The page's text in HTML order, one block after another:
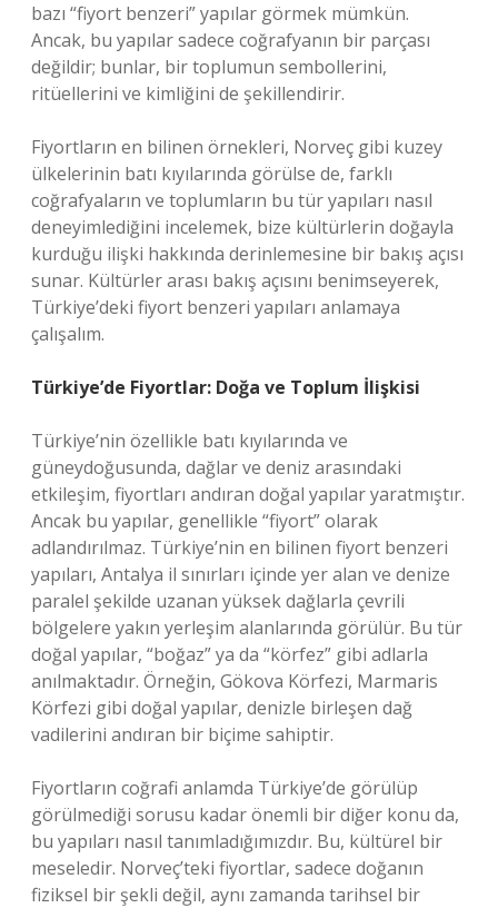
bazı “fiyort benzeri” yapılar görmek mümkün.
Ancak, bu yapılar sadece coğrafyanın bir parçası
değildir; bunlar, bir toplumun sembollerini,
ritüellerini ve kimliğini de şekillendirir.
Fiyortların en bilinen örnekleri, Norveç gibi kuzey
ülkelerinin batı kıyılarında görülse de, farklı
coğrafyaların ve toplumların bu tür yapıları nasıl
deneyimlediğini incelemek, bize kültürlerin doğayla
kurduğu ilişki hakkında derinlemesine bir bakış açısı
sunar. Kültürler arası bakış açısını benimseyerek,
Türkiye’deki fiyort benzeri yapıları anlamaya
çalışalım.
Türkiye’de Fiyortlar: Doğa ve Toplum İlişkisi
Türkiye’nin özellikle batı kıyılarında ve
güneydoğusunda, dağlar ve deniz arasındaki
etkileşim, fiyortları andıran doğal yapılar yaratmıştır.
Ancak bu yapılar, genellikle “fiyort” olarak
adlandırılmaz. Türkiye’nin en bilinen fiyort benzeri
yapıları, Antalya il sınırları içinde yer alan ve denize
paralel şekilde uzanan yüksek dağlarla çevrili
bölgelere yakın yerleşim alanlarında görülür. Bu tür
doğal yapılar, “boğaz” ya da “körfez” gibi adlarla
anılmaktadır. Örneğin, Gökova Körfezi, Marmaris
Körfezi gibi doğal yapılar, denizle birleşen dağ
vadilerini andıran bir biçime sahiptir.
Fiyortların coğrafi anlamda Türkiye’de görülüp
görülmediği sorusu kadar önemli bir diğer konu da,
bu yapıları nasıl tanımladığımızdır. Bu, kültürel bir
meseledir. Norveç’teki fiyortlar, sadece doğanın
fiziksel bir şekli değil, aynı zamanda tarihsel bir